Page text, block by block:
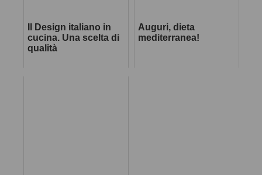
Il Design italiano in
cucina. Una scelta di
qualità
Auguri, dieta
mediterranea!